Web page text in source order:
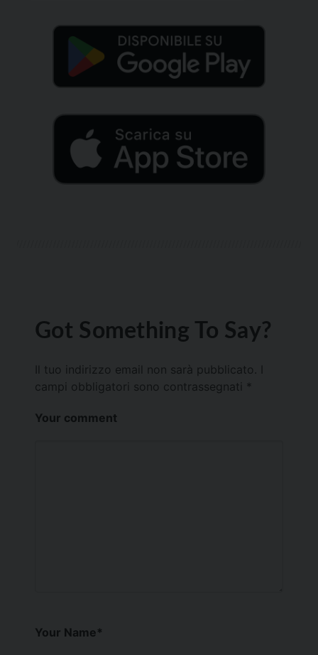
Got Something To Say?
Il tuo indirizzo email non sarà pubblicato.
campi obbligatori sono contrassegnati *
Your comment
Your Name*